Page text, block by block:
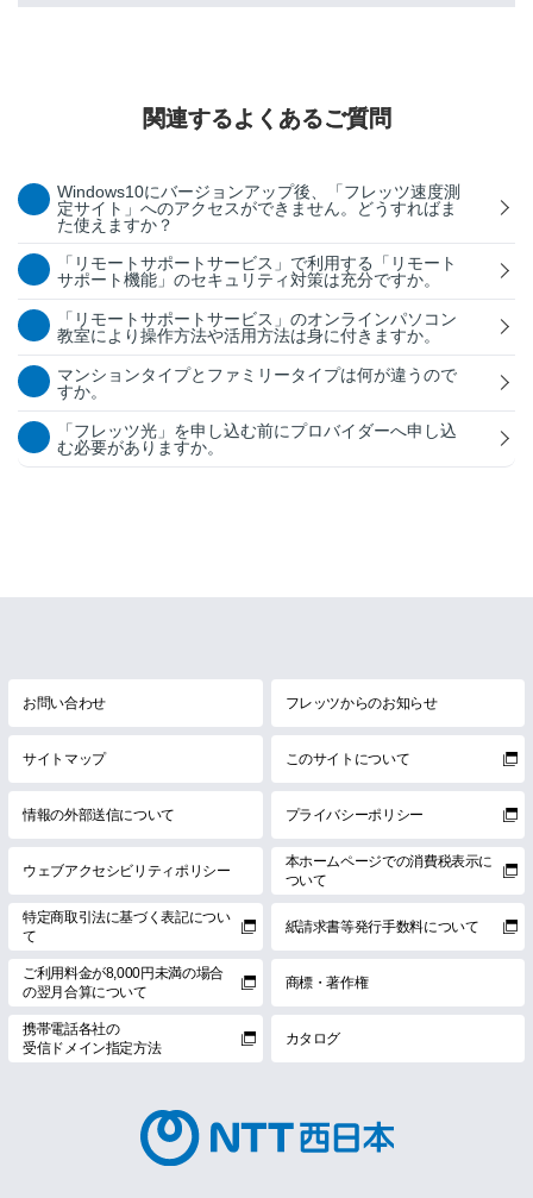
関連するよくあるご質問
Windows10にバージョンアップ後、「フレッツ速度測
定サイト」へのアクセスができません。どうすればま
た使えますか？
「リモートサポートサービス」で利用する「リモート
サポート機能」のセキュリティ対策は充分ですか。
「リモートサポートサービス」のオンラインパソコン
教室により操作方法や活用方法は身に付きますか。
マンションタイプとファミリータイプは何が違うので
すか。
「フレッツ光」を申し込む前にプロバイダーへ申し込
む必要がありますか。
お問い合わせ フレッツからのお知らせ
サイトマップ このサイトについて
情報の外部送信について プライバシーポリシー
ウェブアクセシビリティポリシー
本ホームページでの消費税表示に
ついて
特定商取引法に基づく表記につい
て
紙請求書等発行手数料について
ご利用料金が8,000円未満の場合
の翌月合算について
商標・著作権
携帯電話各社の
受信ドメイン指定方法
カタログ